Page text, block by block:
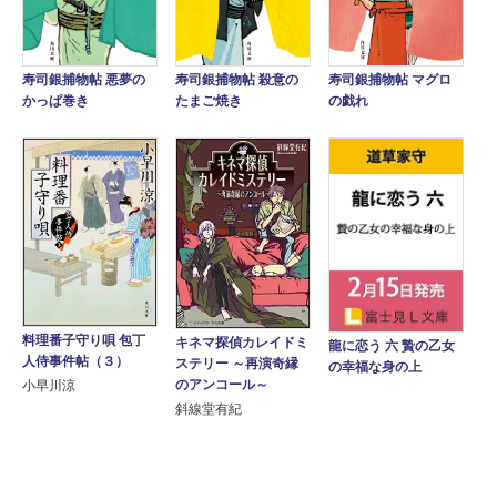
寿司銀捕物帖 悪夢の
かっぱ巻き
寿司銀捕物帖 殺意の
たまご焼き
寿司銀捕物帖 マグロ
の戯れ
料理番子守り唄 包丁
人侍事件帖（３）
小早川涼
キネマ探偵カレイドミ
ステリー ～再演奇縁
のアンコール～
斜線堂有紀
龍に恋う 六 贄の乙女
の幸福な身の上